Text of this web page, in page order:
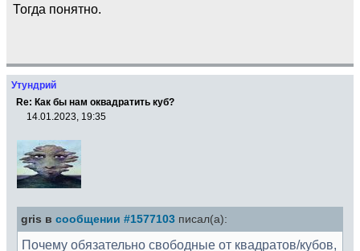
Тогда понятно.
Утундрий
Re: Как бы нам оквадратить куб?
14.01.2023, 19:35
gris в сообщении #1577103 писал(а):
Почему обязательно свободные от квадратов/кубов,